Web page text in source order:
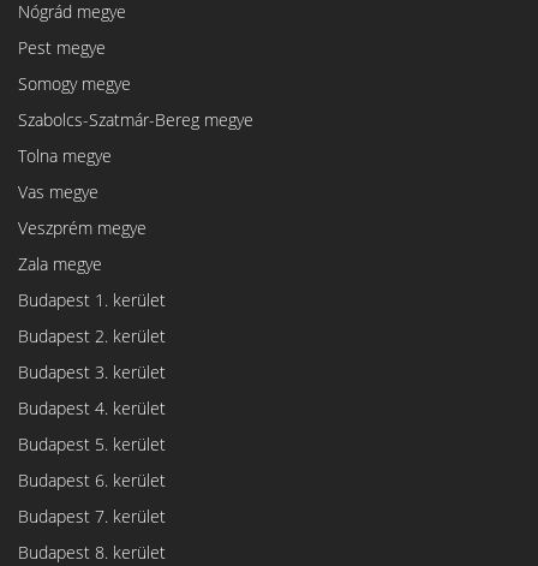
Nógrád megye
Pest megye
Somogy megye
Szabolcs-Szatmár-Bereg megye
Tolna megye
Vas megye
Veszprém megye
Zala megye
Budapest 1. kerület
Budapest 2. kerület
Budapest 3. kerület
Budapest 4. kerület
Budapest 5. kerület
Budapest 6. kerület
Budapest 7. kerület
Budapest 8. kerület